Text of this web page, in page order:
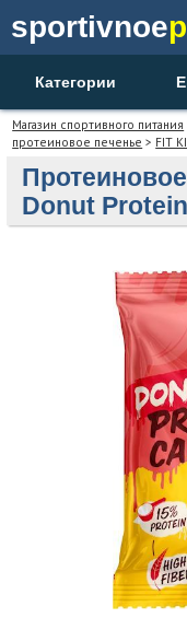
sportivnoe
Категории
Магазин спортивного питания
протеиновое печенье > FIT
Donut